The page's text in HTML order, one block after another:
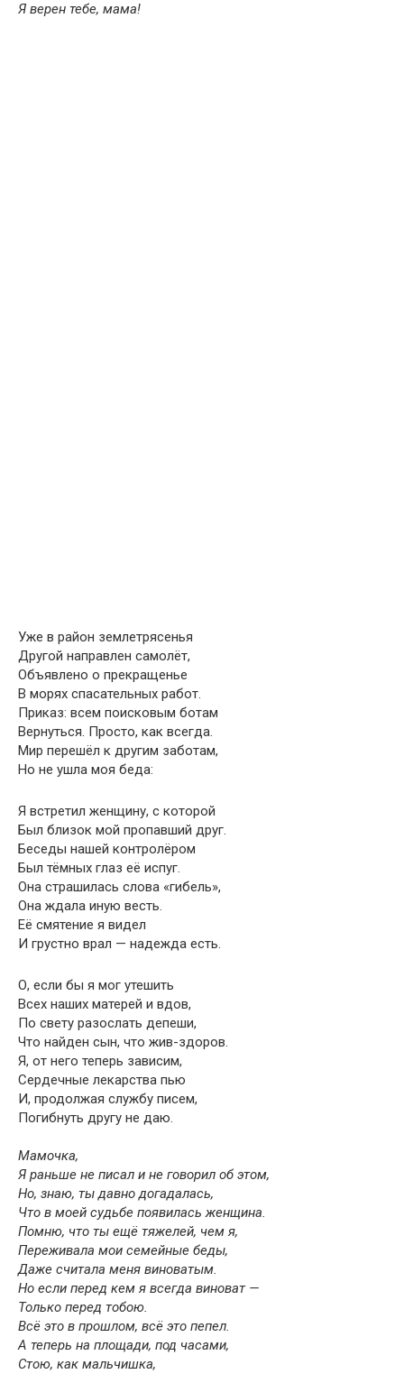
Я верен тебе, мама!
Уже в район землетрясенья
Другой направлен самолёт,
Объявлено о прекращенье
В морях спасательных работ.
Приказ: всем поисковым ботам
Вернуться. Просто, как всегда.
Мир перешёл к другим заботам,
Но не ушла моя беда:
Я встретил женщину, с которой
Был близок мой пропавший друг.
Беседы нашей контролёром
Был тёмных глаз её испуг.
Она страшилась слова «гибель»,
Она ждала иную весть.
Её смятение я видел
И грустно врал — надежда есть.
О, если бы я мог утешить
Всех наших матерей и вдов,
По свету разослать депеши,
Что найден сын, что жив-здоров.
Я, от него теперь зависим,
Сердечные лекарства пью
И, продолжая службу писем,
Погибнуть другу не даю.
Мамочка,
Я раньше не писал и не говорил об этом,
Но, знаю, ты давно догадалась,
Что в моей судьбе появилась женщина.
Помню, что ты ещё тяжелей, чем я,
Переживала мои семейные беды,
Даже считала меня виноватым.
Но если перед кем я всегда виноват —
Только перед тобою.
Всё это в прошлом, всё это пепел.
А теперь на площади, под часами,
Стою, как мальчишка,